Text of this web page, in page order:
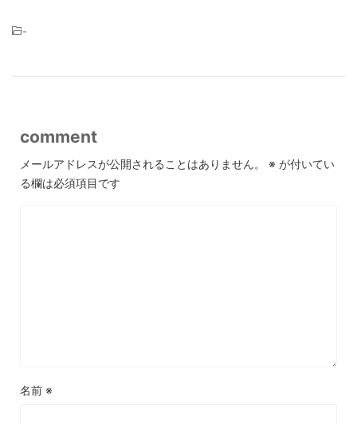
-
comment
メールアドレスが公開されることはありません。 ※ が付いてい
る欄は必須項目です
名前 ※